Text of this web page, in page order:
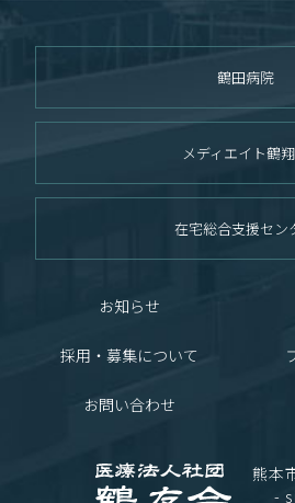
熊本
-
鶴田病院
メディエイト鶴
在宅総合支援セン
お知らせ
採用・募集について
お問い合わせ